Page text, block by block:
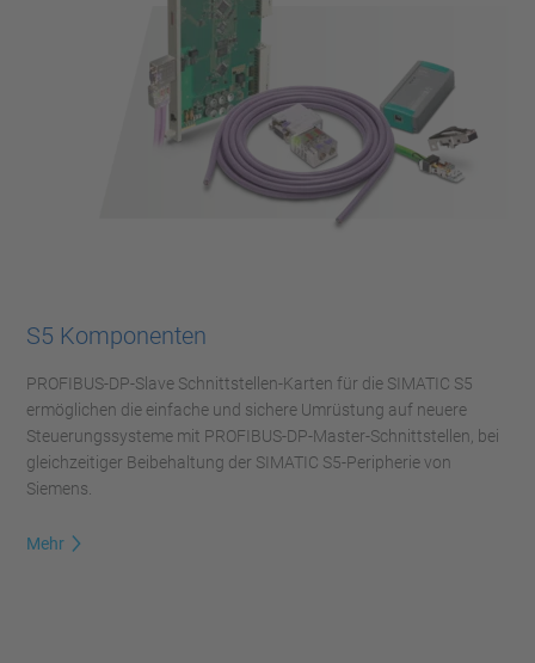
S5 Komponenten
PROFIBUS-DP-Slave Schnittstellen-Karten für die SIMATIC S5
ermöglichen die einfache und sichere Umrüstung auf neuere
Steuerungssysteme mit PROFIBUS-DP-Master-Schnittstellen, bei
gleichzeitiger Beibehaltung der SIMATIC S5-Peripherie von
Siemens.
Mehr